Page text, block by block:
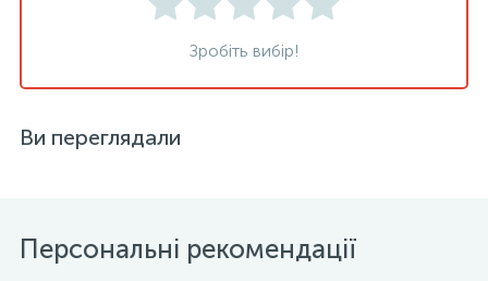
Зробіть вибір!
Ви переглядали
Персональні рекомендації